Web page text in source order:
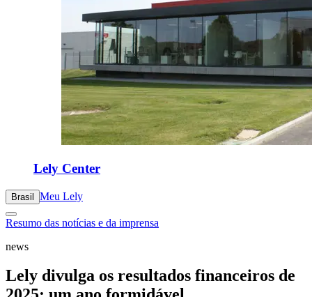
Lely Center
Brasil Meu Lely
Resumo das notícias e da imprensa
news
Lely divulga os resultados financeiros de